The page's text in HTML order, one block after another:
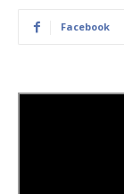
Facebook